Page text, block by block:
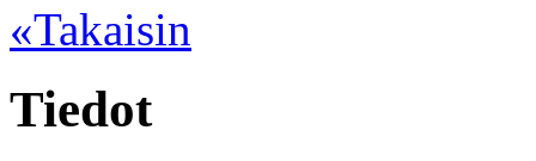
«Takaisin
Tiedot